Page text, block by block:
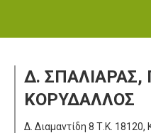
Δ. ΣΠΑΛΙΑΡΑΣ,
ΚΟΡΥΔΑΛΛΟΣ
Δ. Διαμαντίδη 8 Τ.Κ. 18120,